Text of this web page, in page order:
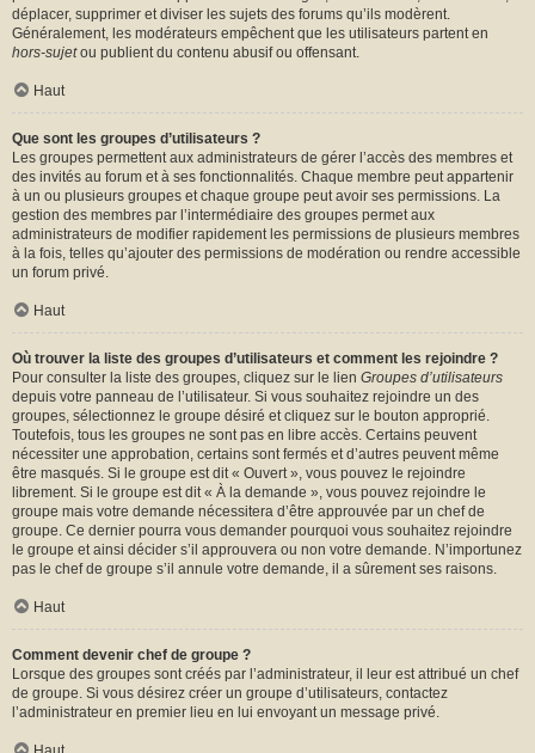
déplacer, supprimer et diviser les sujets des forums qu’ils modèrent.
Généralement, les modérateurs empêchent que les utilisateurs partent en
hors-sujetou publient du contenu abusif ou offensant.
Haut
Que sont les groupes d’utilisateurs ?
Les groupes permettent aux administrateurs de gérer l’accès des membres et
des invités au forum et à ses fonctionnalités. Chaque membre peut appartenir
à un ou plusieurs groupes et chaque groupe peut avoir ses permissions. La
gestion des membres par l’intermédiaire des groupes permet aux
administrateurs de modifier rapidement les permissions de plusieurs membres
à la fois, telles qu’ajouter des permissions de modération ou rendre accessible
un forum privé.
Haut
Où trouver la liste des groupes d’utilisateurs et comment les rejoindre ?
Pour consulter la liste des groupes, cliquez sur le lien Groupes d’utilisateurs
depuis votre panneau de l’utilisateur. Si vous souhaitez rejoindre un des
groupes, sélectionnez le groupe désiré et cliquez sur le bouton approprié.
Toutefois, tous les groupes ne sont pas en libre accès. Certains peuvent
nécessiter une approbation, certains sont fermés et d’autres peuvent même
être masqués. Si le groupe est dit « Ouvert », vous pouvez le rejoindre
librement. Si le groupe est dit « À la demande », vous pouvez rejoindre le
groupe mais votre demande nécessitera d’être approuvée par un chef de
groupe. Ce dernier pourra vous demander pourquoi vous souhaitez rejoindre
le groupe et ainsi décider s’il approuvera ou non votre demande. N’importunez
pas le chef de groupe s’il annule votre demande, il a sûrement ses raisons.
Haut
Comment devenir chef de groupe ?
Lorsque des groupes sont créés par l’administrateur, il leur est attribué un chef
de groupe. Si vous désirez créer un groupe d’utilisateurs, contactez
l’administrateur en premier lieu en lui envoyant un message privé.